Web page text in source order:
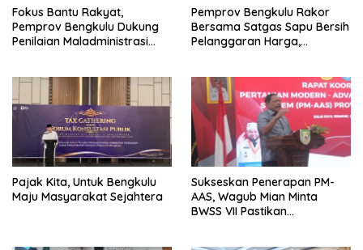
Fokus Bantu Rakyat,
Pemprov Bengkulu Dukung
Penilaian Maladministrasi
Pemprov Bengkulu Rakor
Bersama Satgas Sapu Bersih
Pelanggaran Harga,
Masih Jadi Sorotan
Pajak Kita, Untuk Bengkulu
Maju Masyarakat Sejahtera
Sukseskan Penerapan PM-
AAS, Wagub Mian Minta
BWSS VII Pastikan